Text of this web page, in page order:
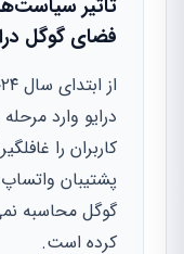
فضای گوگل
درایو وارد
کاربران را
گوگل محاسبه
کرده است.